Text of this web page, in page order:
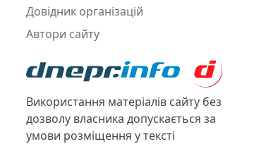
Довідник організацій
Автори сайту
Використання матеріалів сайту без
дозволу власника допускається за
умови розміщення у тексті